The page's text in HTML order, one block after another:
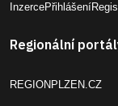
InzercePřihlášení
Regionální
REGIONPLZEN.CZ